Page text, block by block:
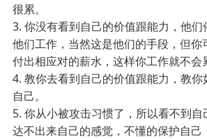
很累。
3. 你没有看到自己的价值跟能力，他
他们工作，当然这是他们的手段，但你
付出相应对的薪水，这样你工作就不会
4. 教你去看到自己的价值跟能力，教
自己。
5. 你从小被攻击习惯了，所以看不到
达不出来自己的感觉，不懂的保护自己